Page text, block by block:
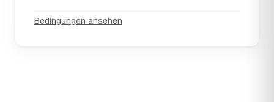
Bedingungen ansehen